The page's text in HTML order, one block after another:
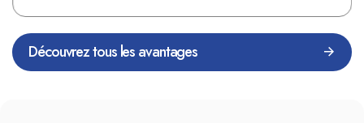
Découvrez tous les avantages